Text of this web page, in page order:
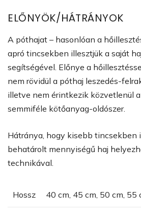
ELŐNYÖK/HÁTRÁNYOK
A póthajat – hasonlóan a
apró tincsekben illesztjük a saját
segítségével. Előnye a
nem rövidül a póthaj leszedés-
illetve nem érintkezik közvetlenül
semmiféle kötőanyag-oldószer.
Hátránya, hogy kisebb tincsekben
behatárolt mennyiségű haj
technikával.
Hossz 40 cm, 45 cm, 50 cm, 55